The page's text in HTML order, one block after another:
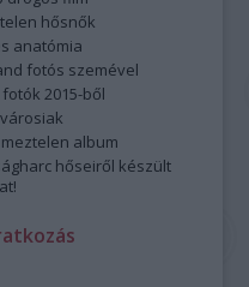
hősnők
anatómia
fotós szemével
2015-ből
album
hőseiről készült